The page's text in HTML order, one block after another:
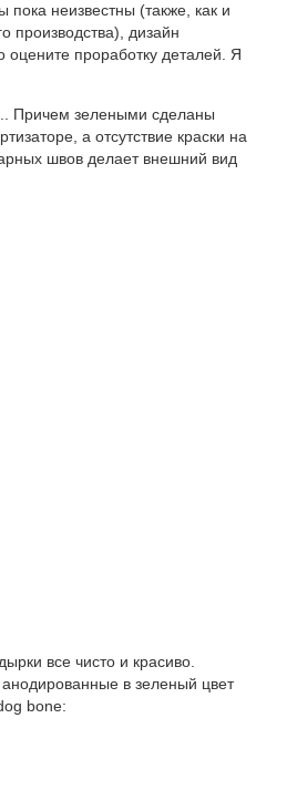
неизвестны (также, как и
производства), дизайн
оцените проработку деталей. Я
Причем зелеными сделаны
а отсутствие краски на
швов делает внешний вид
все чисто и красиво.
в зеленый цвет
bone: